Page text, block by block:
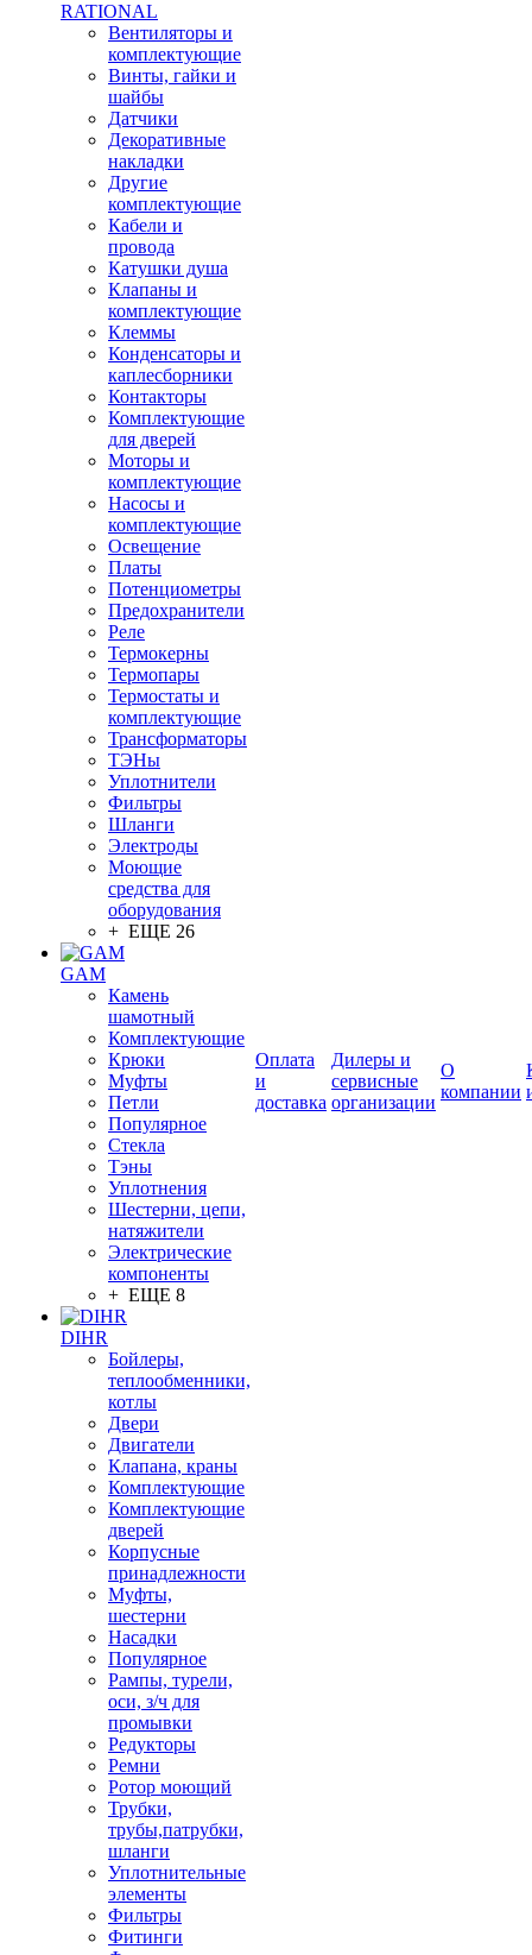
RATIONAL
Вентиляторы и
комплектующие
Винты, гайки и
шайбы
Датчики
Декоративные
накладки
Другие
комплектующие
Кабели и
провода
Катушки душа
Клапаны и
комплектующие
Клеммы
Конденсаторы и
каплесборники
Контакторы
Комплектующие
для дверей
Моторы и
комплектующие
Насосы и
комплектующие
Освещение
Платы
Потенциометры
Предохранители
Реле
Термокерны
Термопары
Термостаты и
комплектующие
Трансформаторы
ТЭНы
Уплотнители
Фильтры
Шланги
Электроды
Моющие
средства для
оборудования
+ ЕЩЕ 26
GAM
Камень
шамотный
Комплектующие
Крюки
Муфты
Петли
Популярное
Стекла
Тэны
Уплотнения
Шестерни, цепи,
натяжители
Электрические
компоненты
+ ЕЩЕ 8
DIHR
Бойлеры,
теплообменники,
котлы
Двери
Двигатели
Клапана, краны
Комплектующие
Комплектующие
дверей
Корпусные
принадлежности
Муфты,
шестерни
Насадки
Популярное
Рампы, турели,
оси, з/ч для
промывки
Редукторы
Ремни
Ротор моющий
Трубки,
трубы,патрубки,
шланги
Уплотнительные
элементы
Фильтры
Фитинги
Оплата
и
доставка
Дилеры и
сервисные
организации
О
компании